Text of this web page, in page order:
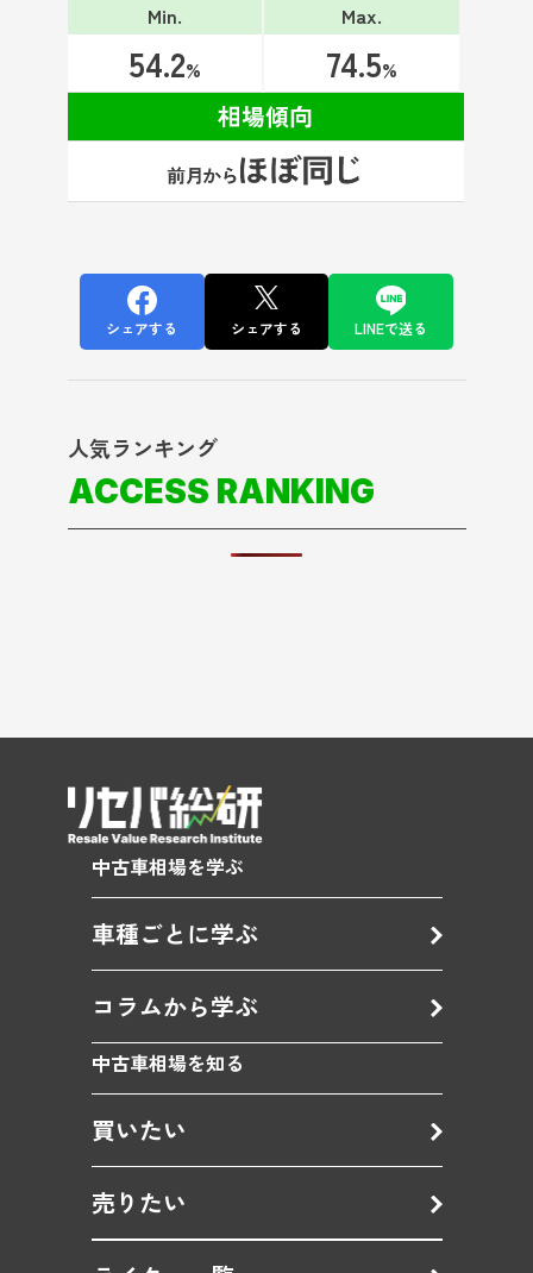
Min.
54.2%
Max.
74.5%
相場傾向
シェアする シェアする LINEで送る
人気ランキング
ACCESS RANKING
中古車相場を学ぶ
車種ごとに学ぶ
コラムから学ぶ
中古車相場を知る
買いたい
売りたい